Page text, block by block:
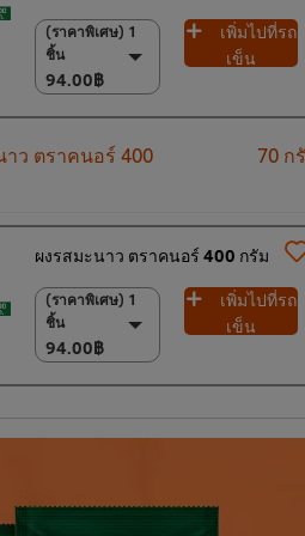
(ราคาพิเศษ) 1
ชิ้น
94.00฿
(ราคาพิเศษ) 1 ชิ้น
94.00฿
(ราคาพิเศษ) แพ็ค
เพิ่มไปที่รถ
เข็น
าว ตราคนอร์ 400
70 ก
ผงรสมะนาว ตราคนอร์ 400 กรัม
(ราคาพิเศษ) 1
ชิ้น
94.00฿
(ราคาพิเศษ) 1 ชิ้น
94.00฿
(ราคาพิเศษ) แพ็ค
เพิ่มไปที่รถ
เข็น